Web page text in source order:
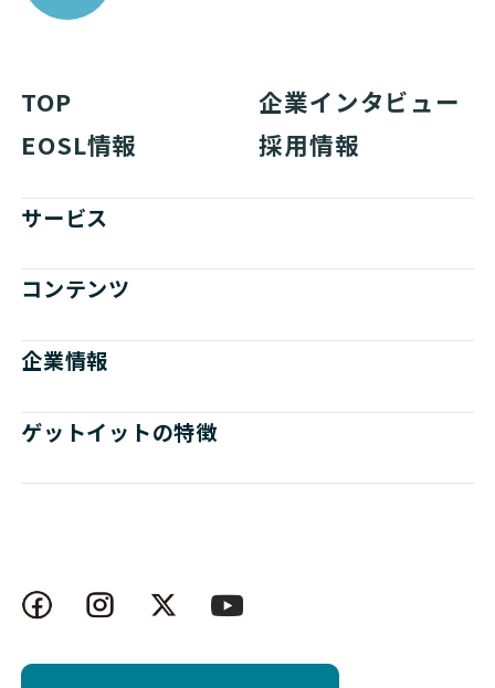
TOP
企業インタビュー
EOSL情報
採用情報
サービス
コンテンツ
企業情報
ゲットイットの特徴